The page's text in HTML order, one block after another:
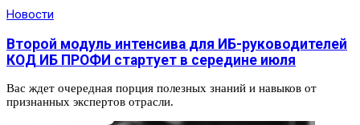
Новости
Второй модуль интенсива для ИБ-руководителей
КОД ИБ ПРОФИ стартует в середине июля
Вас ждет очередная порция полезных знаний и навыков от
признанных экспертов отрасли.